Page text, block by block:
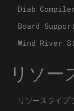
Diab
Board
Wind River
リソー
リソースライブ